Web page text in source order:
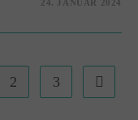
24. JANUAR 2024
2 3